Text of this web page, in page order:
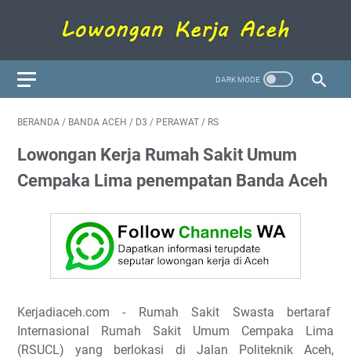
BERANDA / BANDA ACEH / D3 / PERAWAT / RS
Lowongan Kerja Rumah Sakit Umum
Cempaka Lima penempatan Banda Aceh
Kerjadiaceh.com - Rumah Sakit Swasta bertaraf
Internasional Rumah Sakit Umum Cempaka Lima
(RSUCL) yang berlokasi di Jalan Politeknik Aceh,